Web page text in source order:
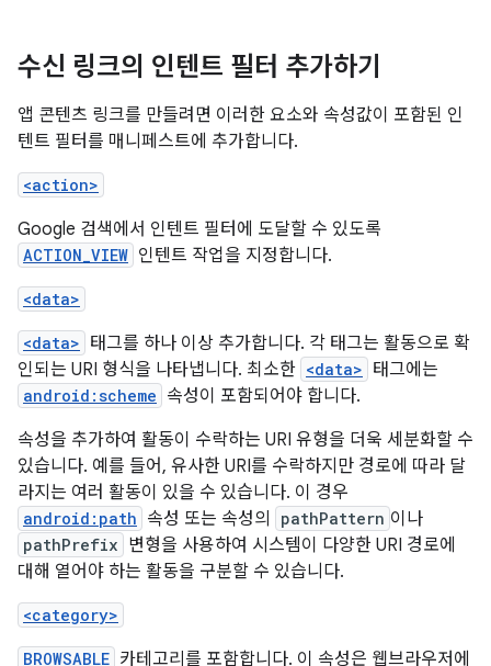
수신 링크의 인텐트 필터 추가하기
앱 콘텐츠 링크를 만들려면 이러한 요소와 속성값이 포함된 인
텐트 필터를 매니페스트에 추가합니다.
<action>
Google 검색에서 인텐트 필터에 도달할 수 있도록
ACTION_VIEW 인텐트 작업을 지정합니다.
<data>
<data> 태그를 하나 이상 추가합니다. 각 태그는 활동으로 확
인되는 URI 형식을 나타냅니다. 최소한 <data> 태그에는
android:scheme 속성이 포함되어야 합니다.
속성을 추가하여 활동이 수락하는 URI 유형을 더욱 세분화할 수
있습니다. 예를 들어, 유사한 URI를 수락하지만 경로에 따라 달
라지는 여러 활동이 있을 수 있습니다. 이 경우
android:path 속성 또는 속성의 pathPattern 이나
pathPrefix 변형을 사용하여 시스템이 다양한 URI 경로에
대해 열어야 하는 활동을 구분할 수 있습니다.
<category>
BROWSABLE 카테고리를 포함합니다. 이 속성은 웹브라우저에